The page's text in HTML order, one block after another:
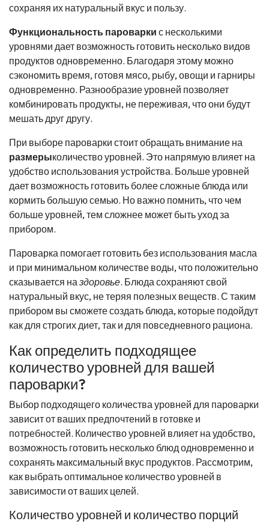
сохраняя их натуральный вкус и пользу.
Функциональность пароварки с несколькими
уровнями дает возможность готовить несколько видов
продуктов одновременно. Благодаря этому можно
сэкономить время, готовя мясо, рыбу, овощи и гарниры
одновременно. Разнообразие уровней позволяет
комбинировать продукты, не переживая, что они будут
мешать друг другу.
При выборе пароварки стоит обращать внимание на
размерыколичество уровней. Это напрямую влияет на
удобство использования устройства. Больше уровней
дает возможность готовить более сложные блюда или
кормить большую семью. Но важно помнить, что чем
больше уровней, тем сложнее может быть уход за
прибором.
Пароварка помогает готовить без использования масла
и при минимальном количестве воды, что положительно
сказывается на здоровье. Блюда сохраняют свой
натуральный вкус, не теряя полезных веществ. С таким
прибором вы сможете создать блюда, которые подойдут
как для строгих диет, так и для повседневного рациона.
Как определить подходящее
количество уровней для вашей
пароварки?
Выбор подходящего количества уровней для пароварки
зависит от ваших предпочтений в готовке и
потребностей. Количество уровней влияет на удобство,
возможность готовить несколько блюд одновременно и
сохранять максимальный вкус продуктов. Рассмотрим,
как выбрать оптимальное количество уровней в
зависимости от ваших целей.
Количество уровней и количество порций